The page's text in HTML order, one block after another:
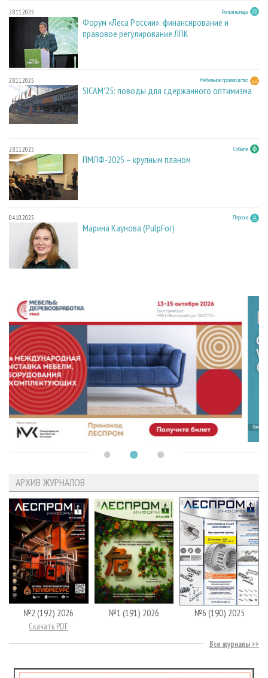
28.11.2025 Регион номера
Форум «Леса России»: финансирование и
правовое регулирование ЛПК
28.11.2025 Мебельное производство
SICAM'25: поводы для сдержанного оптимизма
28.11.2025 События
ПМЛФ-2025 – крупным планом
04.10.2025 Персона
Марина Каунова (PulpFor)
АРХИВ ЖУРНАЛОВ
№2 (192) 2026
Скачать PDF
№1 (191) 2026 №6 (190) 2025
Все журналы